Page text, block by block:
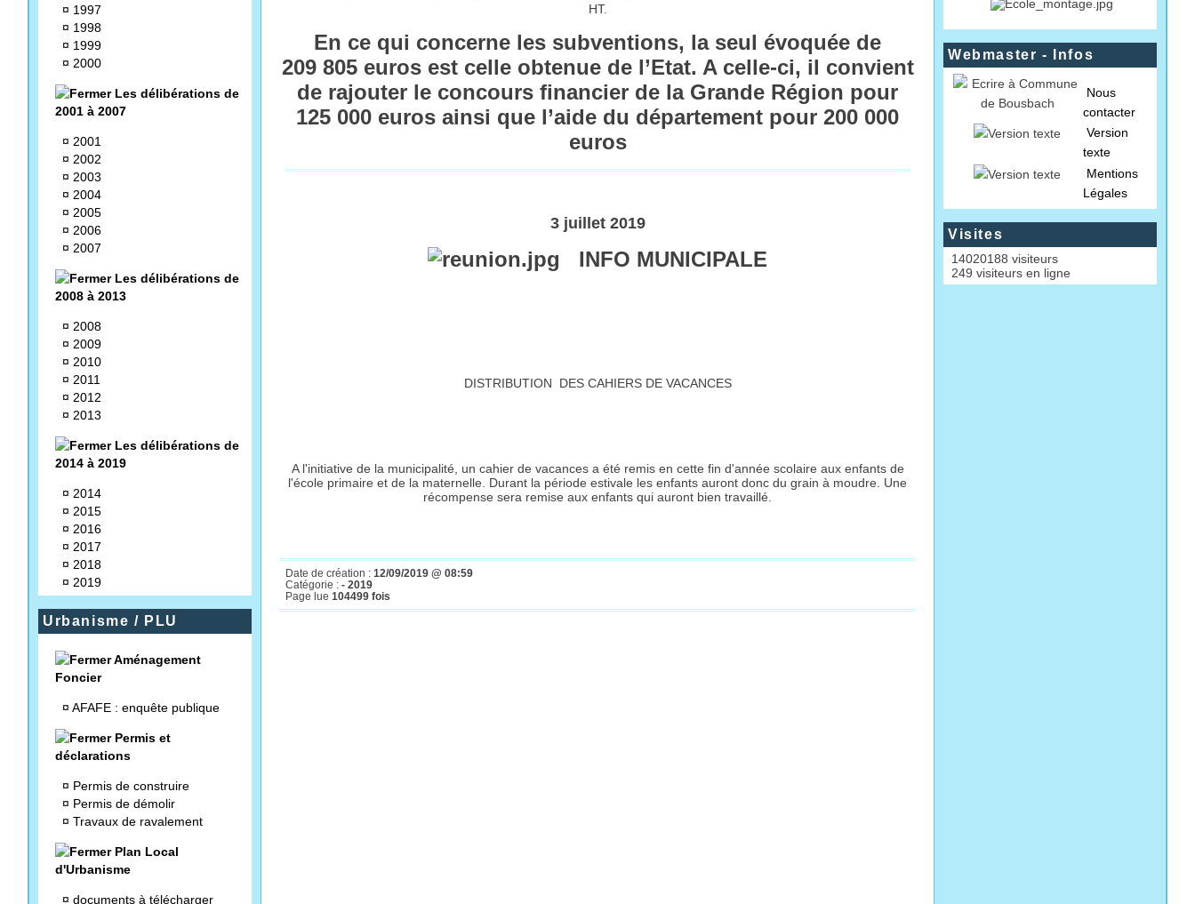
¤ 1997
¤ 1998
¤ 1999
¤ 2000
Les délibérations de
2001 à 2007
¤ 2001
¤ 2002
¤ 2003
¤ 2004
¤ 2005
¤ 2006
¤ 2007
Les délibérations de
2008 à 2013
¤ 2008
¤ 2009
¤ 2010
¤ 2011
¤ 2012
¤ 2013
Les délibérations de
2014 à 2019
¤ 2014
¤ 2015
¤ 2016
¤ 2017
¤ 2018
¤ 2019
Urbanisme / PLU
Aménagement
Foncier
¤ AFAFE : enquête publique
Permis et
déclarations
¤ Permis de construire
¤ Permis de démolir
¤ Travaux de ravalement
Plan Local
d'Urbanisme
¤ documents à télécharger
HT.
En ce qui concerne les subventions, la seul évoquée de
209 805 euros est celle obtenue de l’Etat. A celle-ci, il convient
de rajouter le concours financier de la Grande Région pour
125 000 euros ainsi que l’aide du département pour 200 000
euros
3 juillet 2019
INFO MUNICIPALE
DISTRIBUTION DES CAHIERS DE VACANCES
A l'initiative de la municipalité, un cahier de vacances a été remis en cette fin d'année scolaire aux enfants de
l'école primaire et de la maternelle. Durant la période estivale les enfants auront donc du grain à moudre. Une
récompense sera remise aux enfants qui auront bien travaillé.
Date de création : 12/09/2019 @ 08:59
Catégorie : - 2019
Page lue 104499 fois
Webmaster - Infos
Nous
contacter
Version
texte
Mentions
Légales
Visites
14020188 visiteurs
249 visiteurs en ligne